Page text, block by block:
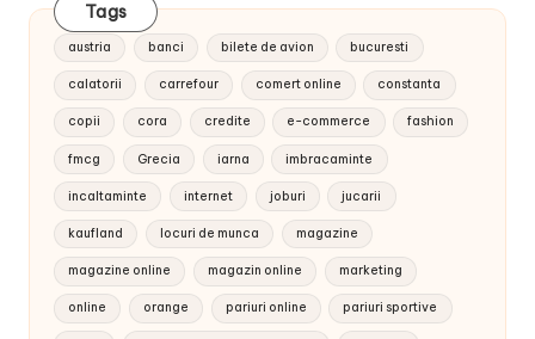
Tags
austria banci bilete de avion bucuresti
calatorii carrefour comert online constanta
copii cora credite e-commerce fashion
fmcg Grecia iarna imbracaminte
incaltaminte internet joburi jucarii
kaufland locuri de munca magazine
magazine online magazin online marketing
online orange pariuri online pariuri sportive